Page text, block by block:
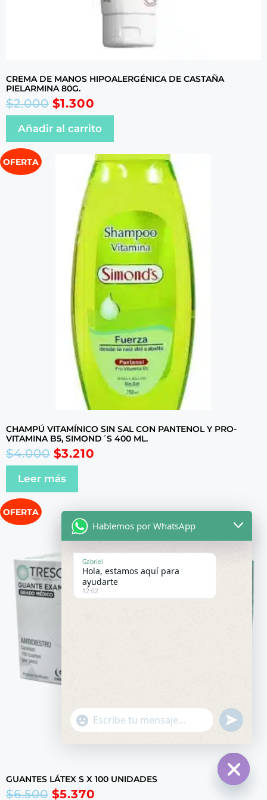
CREMA DE MANOS HIPOALERGÉNICA DE CASTAÑA
PIELARMINA 80G.
$2.000 $1.300
Añadir al carrito
OFERTA
CHAMPÚ VITAMÍNICO SIN SAL CON PANTENOL Y PRO-
VITAMINA B5, SIMOND´S 400 ML.
$4.000 $3.210
Leer más
OFERTA
GUANTES LÁTEX S X 100 UNIDADES
$6.500 $5.370
Hablemos por WhatsApp
Gabriel
Hola, estamos aquí para
ayudarte
12:02
"+chaty_settings.lang.emoji_picker+"
WhatsApp